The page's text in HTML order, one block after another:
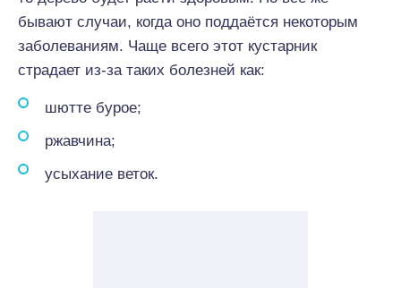
бывают случаи, когда оно поддаётся некоторым
заболеваниям. Чаще всего этот кустарник
страдает из-за таких болезней как:
шютте бурое;
ржавчина;
усыхание веток.